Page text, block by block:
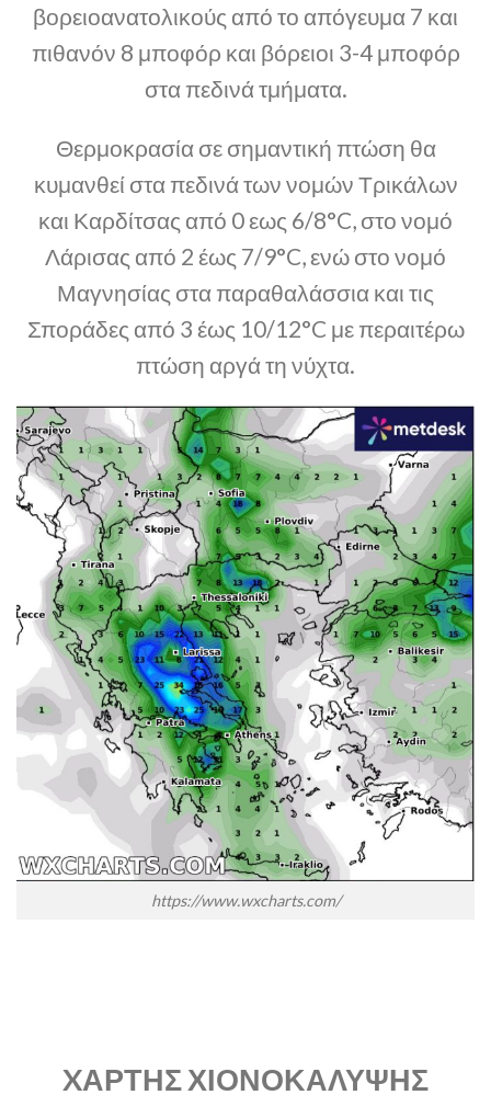
βορειοανατολικούς από το απόγευμα 7 και
πιθανόν 8 μποφόρ και βόρειοι 3-4 μποφόρ
στα πεδινά τμήματα.
Θερμοκρασία σε σημαντική πτώση θα
κυμανθεί στα πεδινά των νομών Τρικάλων
και Καρδίτσας από 0 εως 6/8°C, στο νομό
Λάρισας από 2 έως 7/9°C, ενώ στο νομό
Μαγνησίας στα παραθαλάσσια και τις
Σποράδες από 3 έως 10/12°C με περαιτέρω
πτώση αργά τη νύχτα.
https://www.wxcharts.com/
XΑΡΤΗΣ ΧΙΟΝΟΚΑΛΥΨΗΣ